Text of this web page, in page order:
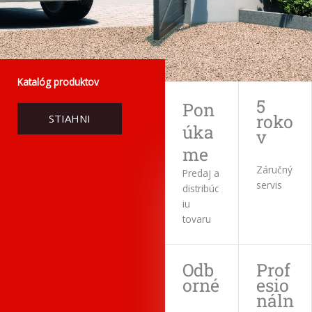
Katalóg produktov
STIAHNI
Pon
úka
me
Predaj a
distribúc
iu
tovaru
5
roko
v
Záručný
servis
Odb
orné
Prof
esio
náln